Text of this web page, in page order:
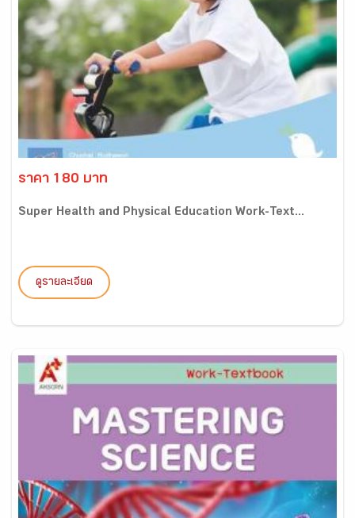
ราคา 180 บาท
Super Health and Physical Education Work-Text...
ดูรายละเอียด